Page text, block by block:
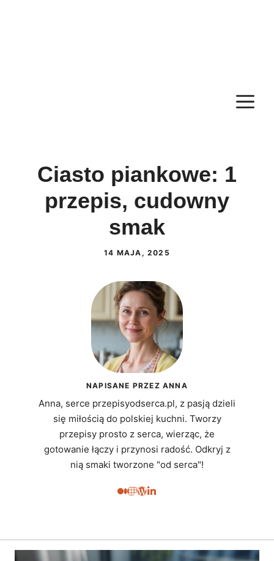
Ciasto piankowe: 1
przepis, cudowny
smak
14 MAJA, 2025
NAPISANE PRZEZ ANNA
Anna, serce przepisyodserca.pl, z pasją dzieli
się miłością do polskiej kuchni. Tworzy
przepisy prosto z serca, wierząc, że
gotowanie łączy i przynosi radość. Odkryj z
nią smaki tworzone "od serca"!